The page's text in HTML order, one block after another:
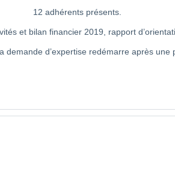
12 adhérents présents.
et bilan financier 2019, rapport
demande d’expertise redémarre après une